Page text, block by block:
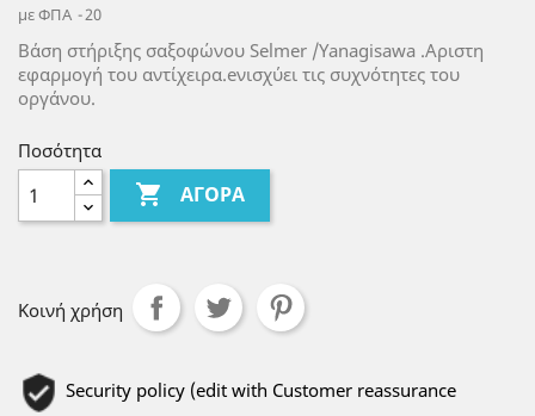
με ΦΠΑ 20
Βάση στήριξης σαξοφώνου Selmer /Yanagisawa .Aριστη
εφαρμογή του αντίχειρα.eνισχύει τις συχνότητες του
οργάνου.
Ποσότητα
 ΑΓΟΡΆ
Κοινή χρήση
Security policy (edit with Customer reassurance